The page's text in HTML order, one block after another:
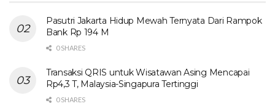
Pasutri Jakarta Hidup Mewah Ternyata Dari Rampok
Bank Rp 194 M
0 SHARES
Transaksi QRIS untuk Wisatawan Asing Mencapai
Rp4,3 T, Malaysia-Singapura Tertinggi
0 SHARES